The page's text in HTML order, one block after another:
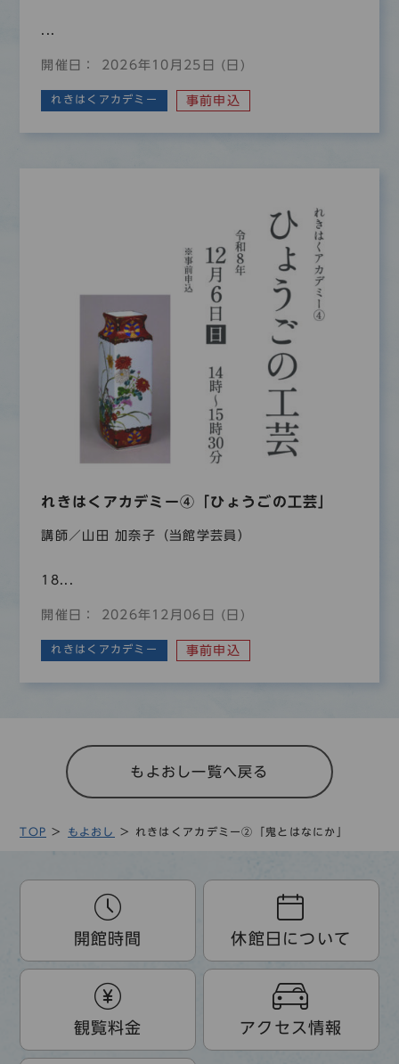
...
開催日： 2026年10月25日 (日)
れきはくアカデミー 事前申込
れきはくアカデミー④「ひょうごの工芸」
講師／山田 加奈子（当館学芸員）
18...
開催日： 2026年12月06日 (日)
れきはくアカデミー 事前申込
もよおし一覧へ戻る
TOP もよおし れきはくアカデミー②「鬼とはなにか」
開館時間 休館日について
観覧料金 アクセス情報